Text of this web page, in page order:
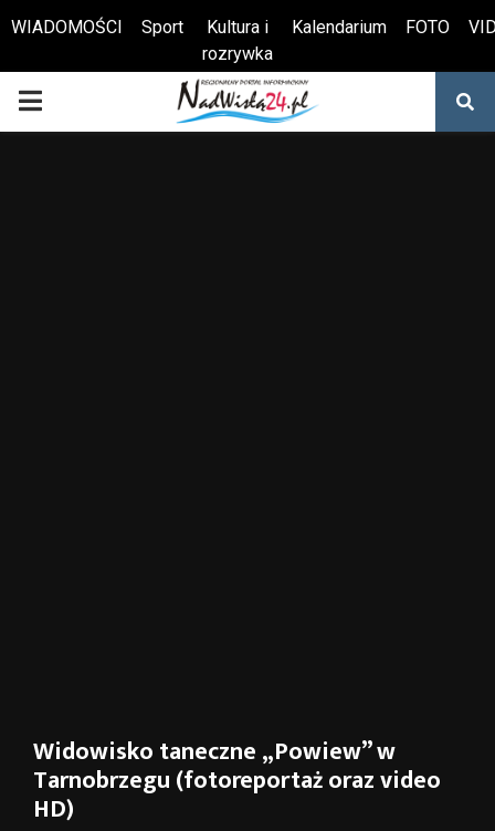
Otwórz pasek narzędzi
WIADOMOŚCI Sport
Kultura i
rozrywka
Kalendarium FOTO
PRIMARY
Widowisko taneczne „Powiew” w
Tarnobrzegu (fotoreportaż oraz video
HD)